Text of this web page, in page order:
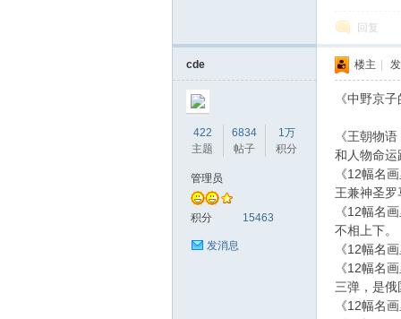
回复
cde
422
主题
6834
帖子
1万
积分
管理员
积分 15463
发消息
楼主
《中野京
《王朝物
和人物命运
《12幅名
王兼神圣
《12幅名
不相上下。
《12幅名
《12幅名
三弹，是
《12幅名